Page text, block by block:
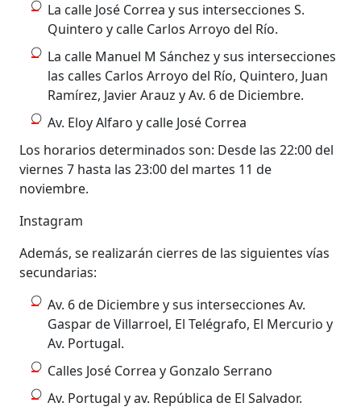
La calle José Correa y sus intersecciones S.
Quintero y calle Carlos Arroyo del Río.
La calle Manuel M Sánchez y sus intersecciones
las calles Carlos Arroyo del Río, Quintero, Juan
Ramírez, Javier Arauz y Av. 6 de Diciembre.
Av. Eloy Alfaro y calle José Correa
Los horarios determinados son: Desde las 22:00 del
viernes 7 hasta las 23:00 del martes 11 de
noviembre.
Instagram
Además, se realizarán cierres de las siguientes vías
secundarias:
Av. 6 de Diciembre y sus intersecciones Av.
Gaspar de Villarroel, El Telégrafo, El Mercurio y
Av. Portugal.
Calles José Correa y Gonzalo Serrano
Av. Portugal y av. República de El Salvador.